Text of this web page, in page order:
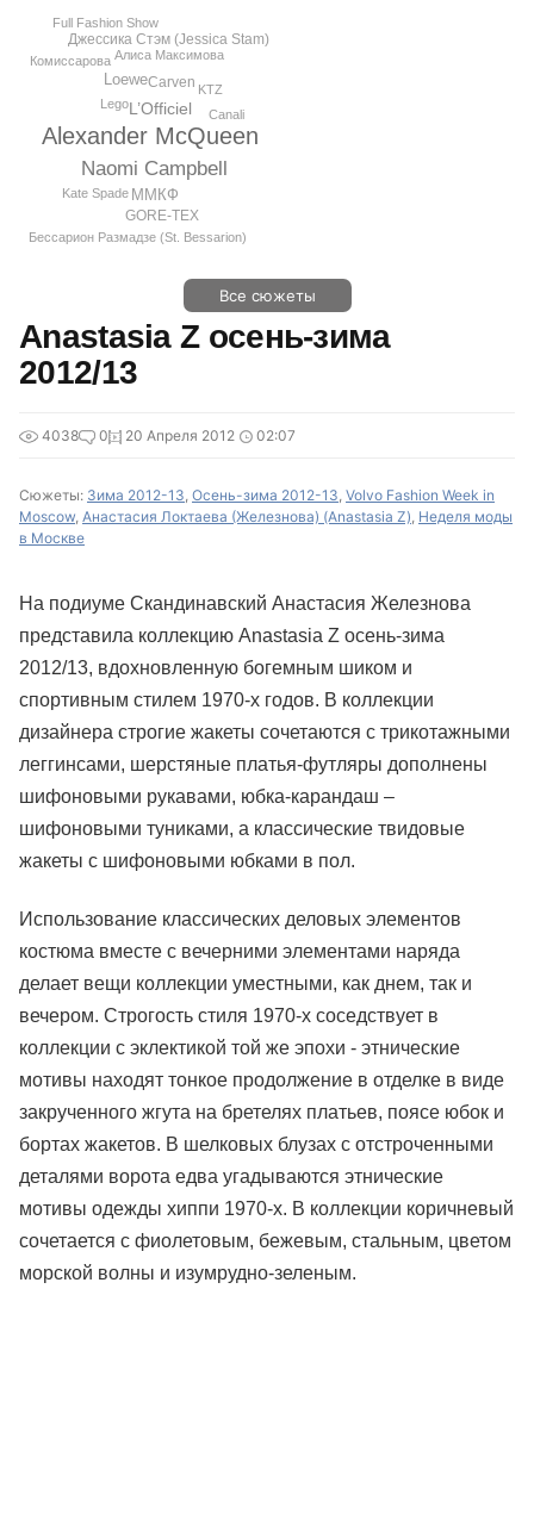
Alexander McQueen
Naomi Campbell
L’Officiel
Loewe
ММКФ
Carven
GORE-TEX
Джессика Стэм (Jessica Stam)
Kate Spade
Алиса Максимова
KTZ
Canali
Бессарион Размадзе (St. Bessarion)
Lego
Комиссарова
Full Fashion Show
Все сюжеты
Anastasia Z осень-зима
2012/13
4038 0 20 Апреля 2012 02:07
Сюжеты: Зима 2012-13, Осень-зима 2012-13, Volvo Fashion Week in
Moscow, Анастасия Локтаева (Железнова) (Anastasia Z), Неделя моды
в Москве
На подиуме Скандинавский Анастасия Железнова
представила коллекцию Anastasia Z осень-зима
2012/13, вдохновленную богемным шиком и
спортивным стилем 1970-х годов. В коллекции
дизайнера строгие жакеты сочетаются с трикотажными
леггинсами, шерстяные платья-футляры дополнены
шифоновыми рукавами, юбка-карандаш –
шифоновыми туниками, а классические твидовые
жакеты с шифоновыми юбками в пол.
Использование классических деловых элементов
костюма вместе с вечерними элементами наряда
делает вещи коллекции уместными, как днем, так и
вечером. Строгость стиля 1970-х соседствует в
коллекции с эклектикой той же эпохи - этнические
мотивы находят тонкое продолжение в отделке в виде
закрученного жгута на бретелях платьев, поясе юбок и
бортах жакетов. В шелковых блузах с отстроченными
деталями ворота едва угадываются этнические
мотивы одежды хиппи 1970-х. В коллекции коричневый
сочетается с фиолетовым, бежевым, стальным, цветом
морской волны и изумрудно-зеленым.